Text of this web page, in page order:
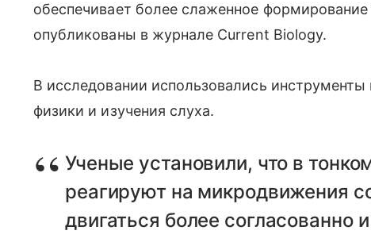
обеспечивает более слаженное
опубликованы в журнале Current Biology.
В исследовании использовались
физики и изучения слуха.
Ученые установили, что в
реагируют на микродвижения
двигаться более согласованно